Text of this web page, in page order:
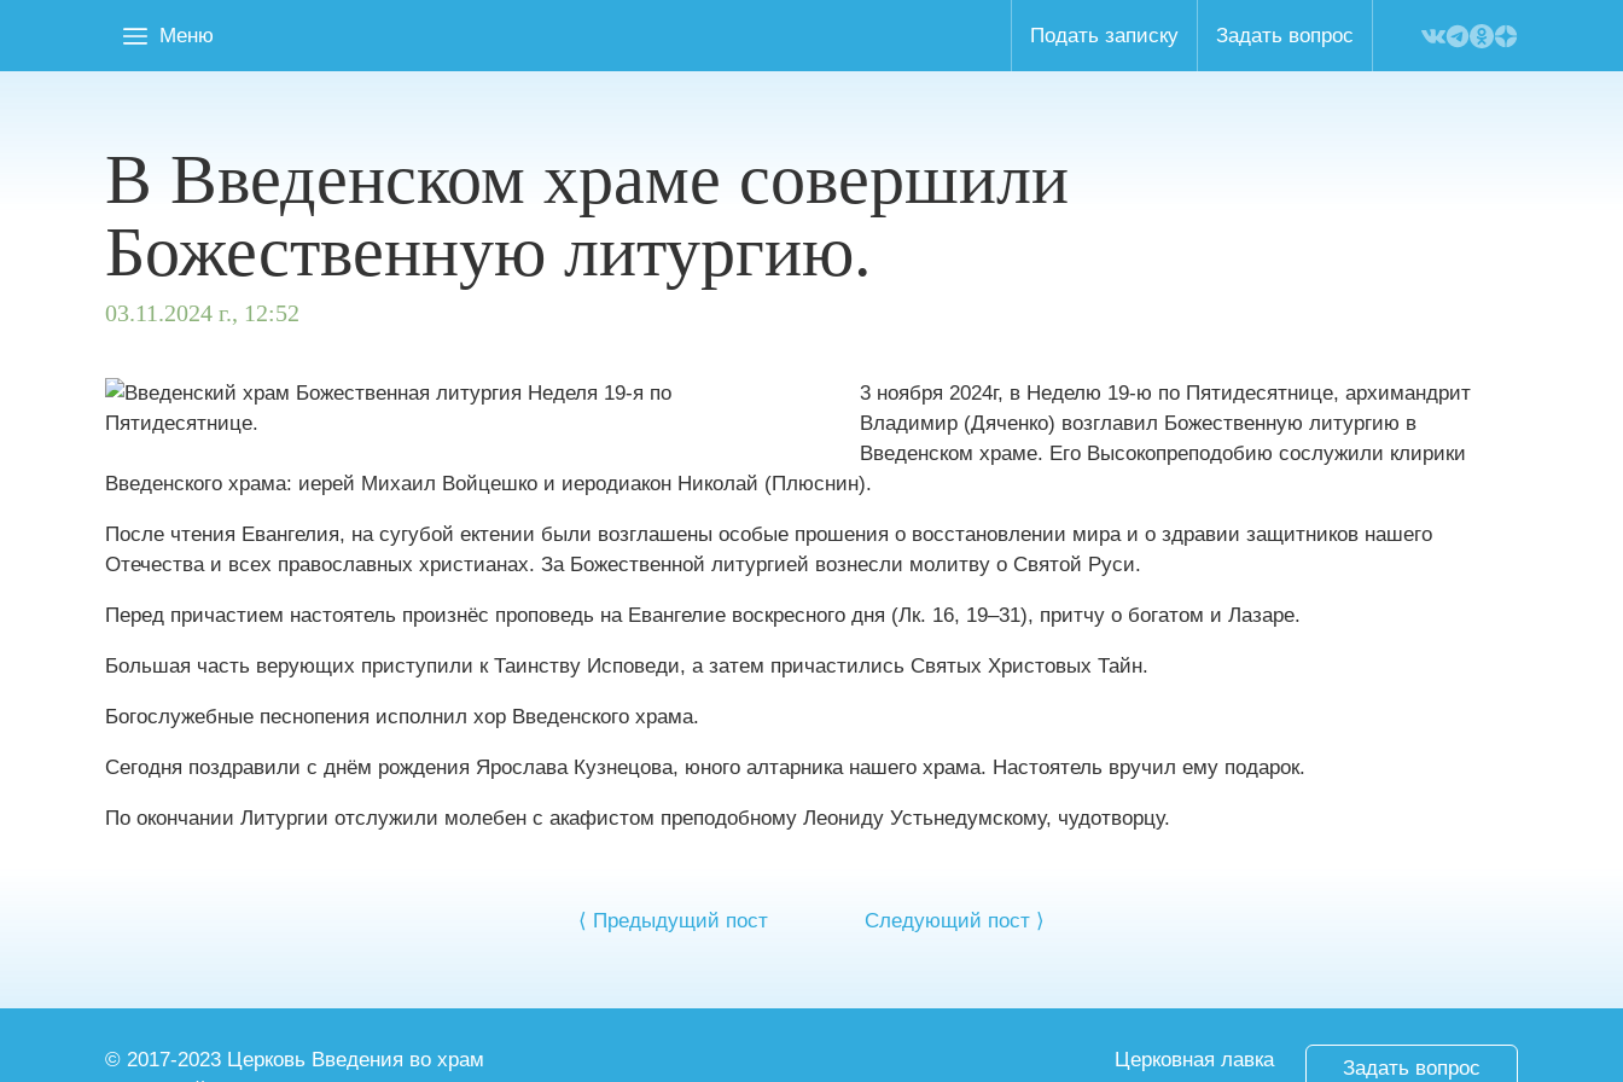
Меню Подать записку Задать вопрос
В Введенском храме совершили
Божественную литургию.
03.11.2024 г., 12:52
3 ноября 2024г, в Неделю 19-ю по Пятидесятнице, архимандрит
Владимир (Дяченко) возглавил Божественную литургию в
Введенском храме. Его Высокопреподобию сослужили клирики
Введенского храма: иерей Михаил Войцешко и иеродиакон Николай (Плюснин).
После чтения Евангелия, на сугубой ектении были возглашены особые прошения о восстановлении мира и о здравии защитников нашего
Отечества и всех православных христианах. За Божественной литургией вознесли молитву о Святой Руси.
Перед причастием настоятель произнёс проповедь на Евангелие воскресного дня (Лк. 16, 19–31), притчу о богатом и Лазаре.
Большая часть верующих приступили к Таинству Исповеди, а затем причастились Святых Христовых Тайн.
Богослужебные песнопения исполнил хор Введенского храма.
Сегодня поздравили с днём рождения Ярослава Кузнецова, юного алтарника нашего храма. Настоятель вручил ему подарок.
По окончании Литургии отслужили молебен с акафистом преподобному Леониду Устьнедумскому, чудотворцу.
⟨ Предыдущий пост Следующий пост ⟩
© 2017-2023 Церковь Введения во храм
Церковная лавка
Задать вопрос